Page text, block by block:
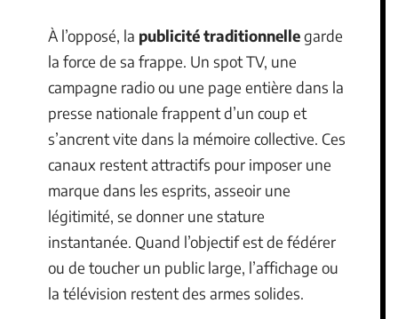
À l’opposé, la publicité traditionnellegarde
la force de sa frappe. Un spot TV, une
campagne radio ou une page entière dans la
presse nationale frappent d’un coup et
s’ancrent vite dans la mémoire collective. Ces
canaux restent attractifs pour imposer une
marque dans les esprits, asseoir une
légitimité, se donner une stature
instantanée. Quand l’objectif est de fédérer
ou de toucher un public large, l’affichage ou
la télévision restent des armes solides.